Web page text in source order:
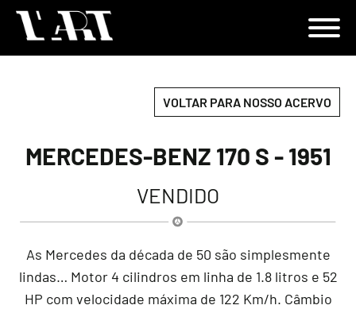
VOLTAR PARA NOSSO ACERVO
MERCEDES-BENZ 170 S - 1951
VENDIDO
As Mercedes da década de 50 são simplesmente
lindas… Motor 4 cilindros em linha de 1.8 litros e 52
HP com velocidade máxima de 122 Km/h. Câmbio